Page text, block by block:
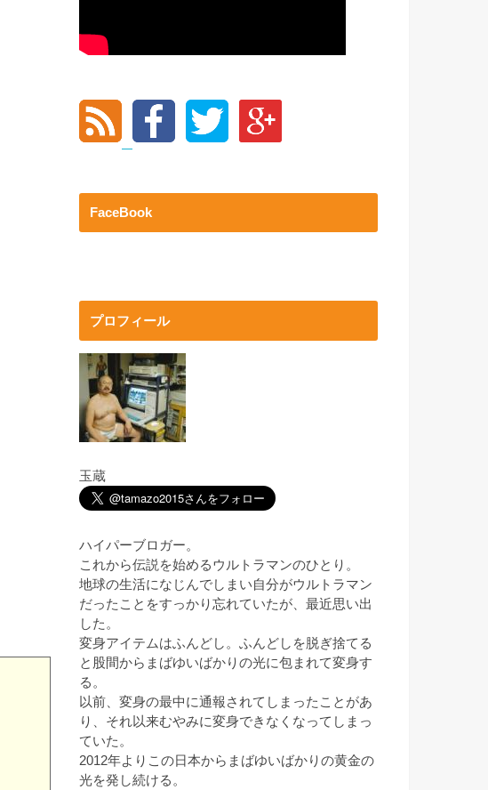
FaceBook
プロフィール
玉蔵
ハイパーブロガー。
これから伝説を始めるウルトラマンのひとり。
地球の生活になじんでしまい自分がウルトラマン
だったことをすっかり忘れていたが、最近思い出
した。
変身アイテムはふんどし。ふんどしを脱ぎ捨てる
と股間からまばゆいばかりの光に包まれて変身す
る。
以前、変身の最中に通報されてしまったことがあ
り、それ以来むやみに変身できなくなってしまっ
ていた。
2012年よりこの日本からまばゆいばかりの黄金の
光を発し続ける。